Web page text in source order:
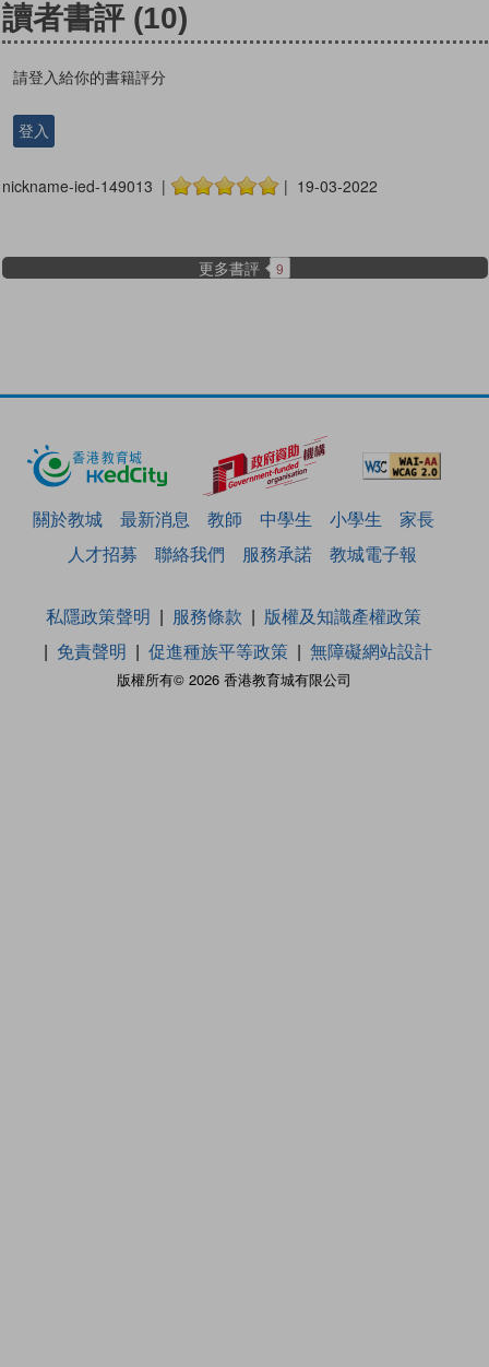
讀者書評 (10)
請登入給你的書籍評分
登入
nickname-ied-149013 | | 19-03-2022
更多書評 9
關於教城 最新消息 教師 中學生 小學生
家長
人才招募
聯絡我們 服務承諾 教城電子報
版權所有© 2026 香港教育城有限公司
私隱政策聲明 服務條款
版權及知識產權政策
免責聲明
促進種族平等政策 無障礙網站設計